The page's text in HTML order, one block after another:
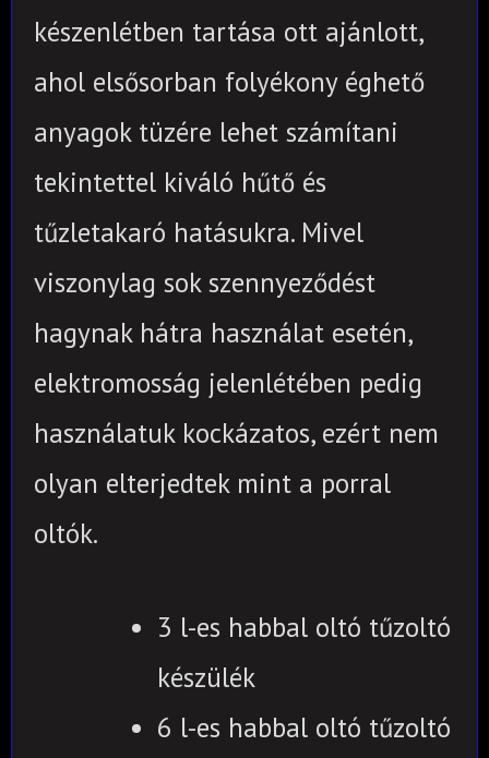
készenlétben tartása ott ajánlott,
ahol elsősorban folyékony éghető
anyagok tüzére lehet számítani
tekintettel kiváló hűtő és
tűzletakaró hatásukra. Mivel
viszonylag sok szennyeződést
hagynak hátra használat esetén,
elektromosság jelenlétében pedig
használatuk kockázatos, ezért nem
olyan elterjedtek mint a porral
oltók.
3 l-es habbal oltó tűzoltó
készülék
6 l-es habbal oltó tűzoltó